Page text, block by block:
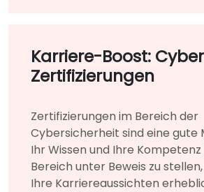
Karriere-Boost:
Zertifizierungen
Zertifizierungen im Bereich der
Cybersicherheit sind eine gute
Ihr Wissen und Ihre
Bereich unter Beweis zu
Ihre Karriereaussichten